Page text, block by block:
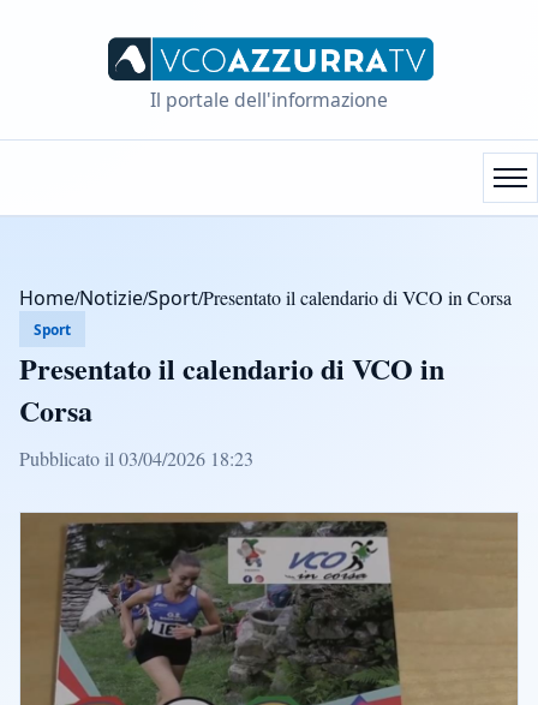
Il portale dell'informazione
Home/Notizie/Sport/Presentato il calendario di VCO in Corsa
Sport
Presentato il calendario di VCO in
Corsa
Pubblicato il 03/04/2026 18:23